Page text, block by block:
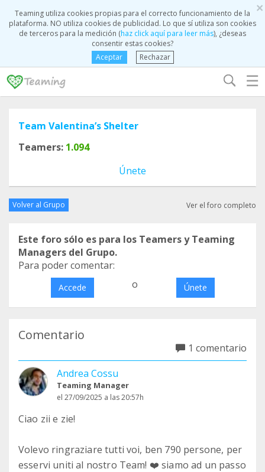
×
Teaming utiliza cookies propias para el correcto funcionamiento de la
plataforma. NO utiliza cookies de publicidad. Lo que sí utiliza son cookies
de terceros para la medición (haz click aquí para leer más), ¿deseas
consentir estas cookies?
Aceptar
Rechazar
☰
Team Valentina’s Shelter
Teamers: 1.094
Únete
Volver al Grupo Ver el foro completo
Este foro sólo es para los Teamers y Teaming
Managers del Grupo.
Para poder comentar:
Accede o Únete
Comentario
1 comentario
Andrea Cossu
Teaming Manager
el 27/09/2025 a las 20:57h
Ciao zii e zie!
Volevo ringraziare tutti voi, ben 790 persone, per
esservi uniti al nostro Team! ❤️ siamo ad un passo